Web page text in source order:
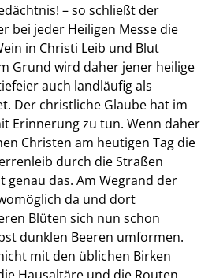
– so schließt der
bei jeder Heiligen Messe die
in Christi Leib und Blut
Grund wird daher jener heilige
auch landläufig als
Der christliche Glaube hat im
Erinnerung zu tun. Wenn daher
Christen am heutigen Tag die
durch die Straßen
genau das. Am Wegrand der
da und dort
Blüten sich nun schon
dunklen Beeren umformen.
mit den üblichen Birken